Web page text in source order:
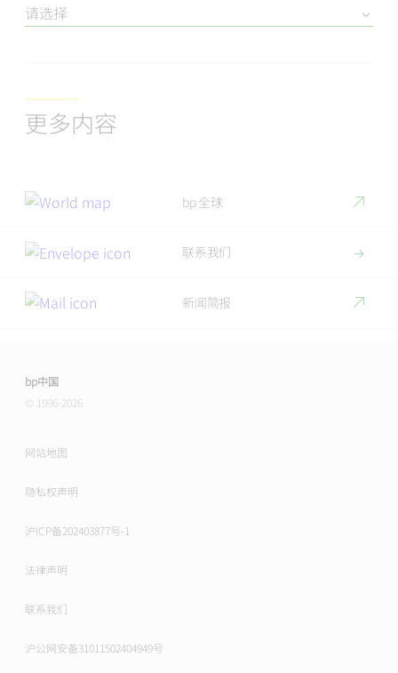
请选择
更多内容
bp 全球
联系我们
新闻简报
bp中国
© 1996-2026
网站地图
隐私权声明
沪ICP备202403877号-1
法律声明
联系我们
沪公网安备31011502404949号